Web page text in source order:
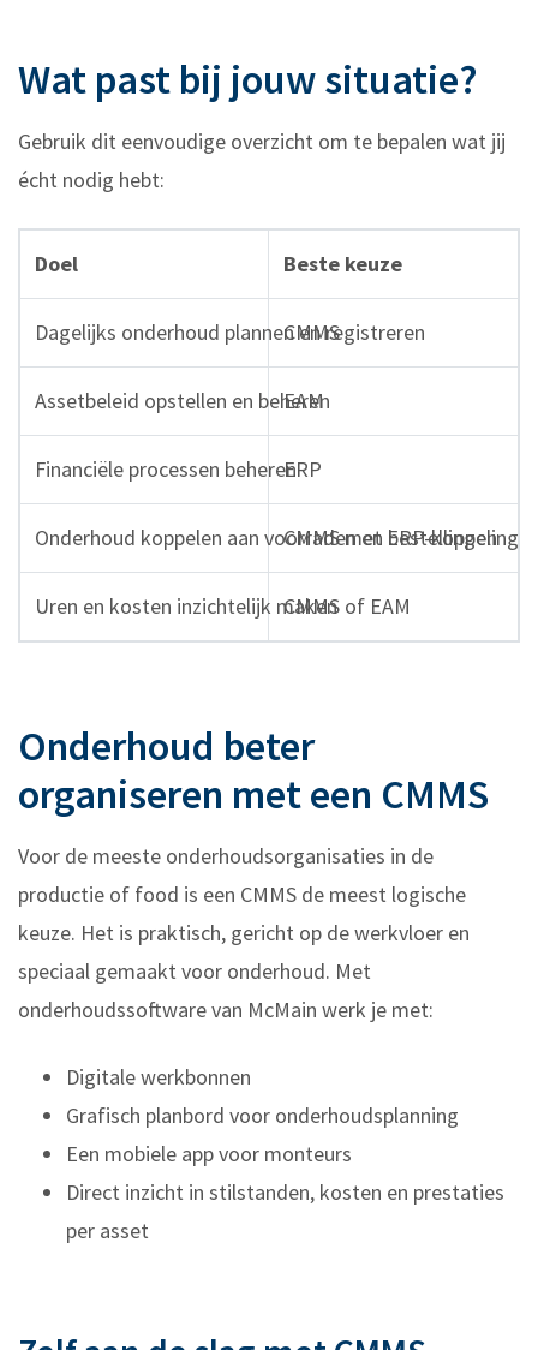
Wat past bij jouw situatie?
Gebruik dit eenvoudige overzicht om te bepalen wat jij
écht nodig hebt:
Doel Beste keuze
Dagelijks onderhoud plannen en registreren
CMMS
Assetbeleid opstellen en beheren
EAM
Financiële processen beherenERP
Onderhoud koppelen aan voorraden en bestellingen
CMMS met ERP-koppeling
Uren en kosten inzichtelijk makenCMMS of EAM
Onderhoud beter
organiseren met een CMMS
Voor de meeste onderhoudsorganisaties in de
productie of food is een CMMS de meest logische
keuze. Het is praktisch, gericht op de werkvloer en
speciaal gemaakt voor onderhoud. Met
onderhoudssoftware van McMain werk je met:
Digitale werkbonnen
Grafisch planbord voor onderhoudsplanning
Een mobiele app voor monteurs
Direct inzicht in stilstanden, kosten en prestaties
per asset